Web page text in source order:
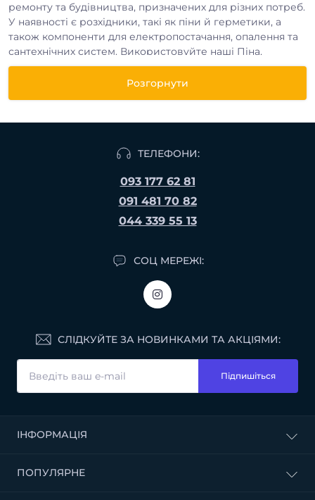
ремонту та будівництва, призначених для різних потреб.
У наявності є розхідники, такі як піни й герметики, а
також компоненти для електропостачання, опалення та
сантехнічних систем. Використовуйте наші Піна,
герметики, хімія, щоб спростити процес і досягти
найкращого результату.
гуртового придбання, В нас вигідні ціни на Піна,
герметики, хімія від 79.20 грн. та великий асортимент
товарів. Доставка замовлень здійснюється по всій
кожним клієнтом індивідуально.
Розгорнути
ТЕЛЕФОНИ:
093 177 62 81
091 481 70 82
044 339 55 13
СОЦ МЕРЕЖІ:
СЛІДКУЙТЕ ЗА НОВИНКАМИ ТА АКЦІЯМИ:
Підпишіться
ІНФОРМАЦІЯ
Договір публічної оферти
ПОПУЛЯРНЕ